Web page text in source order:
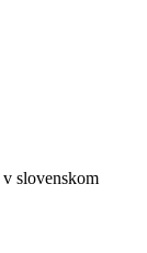
slovenskom